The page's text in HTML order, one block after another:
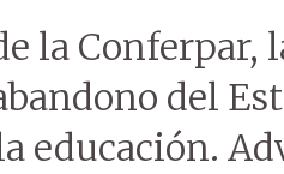
la Conferpar,
del
educación.